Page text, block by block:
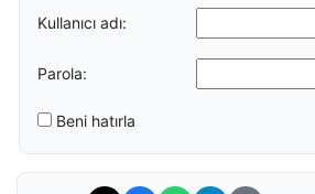
Kullanıcı adı:
Parola:
Beni hatırla